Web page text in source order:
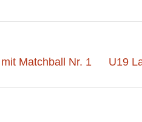
Matchball Nr. 1 U19